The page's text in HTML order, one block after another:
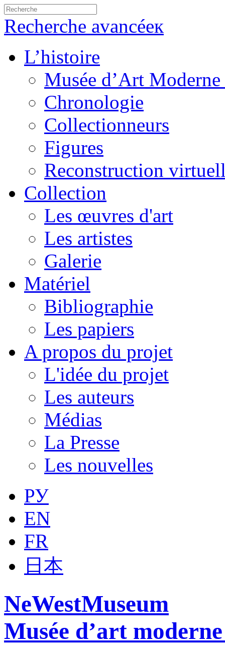
Recherche avancéeк
L’histoire
Musée d’Art
Chronologie
Collectionneurs
Figures
Reconstruction
Collection
Les œuvres d'art
Les artistes
Galerie
Matériel
Bibliographie
Les papiers
A propos du projet
L'idée du projet
Les auteurs
Médias
La Presse
Les nouvelles
РУ
EN
FR
日本
NeWestMuseum
Musée d’art